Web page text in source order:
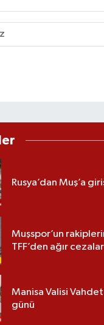
Rusya’dan Muş’a
Muşspor’un
TFF’den ağır cezalar
Manisa Valisi
günü